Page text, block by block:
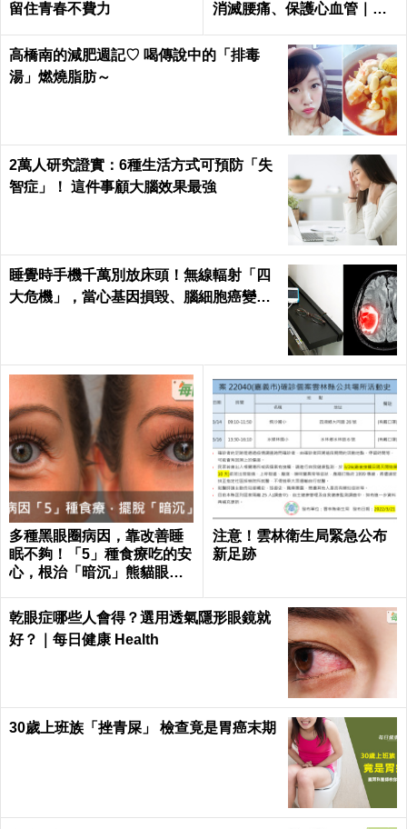
留住青春不費力
消滅腰痛、保護心血管｜每
高橋南的減肥週記♡ 喝傳說中的「排毒
湯」燃燒脂肪～
2萬人研究證實：6種生活方式可預防「失
智症」！ 這件事顧大腦效果最強
睡覺時手機千萬別放床頭！無線輻射「四
大危機」，當心基因損毀、腦細胞癌變！
多種黑眼圈病因，靠改善睡
眠不夠！「5」種食療吃的安
心，根治「暗沉」熊貓眼｜
注意！雲林衛生局緊急公布
新足跡
乾眼症哪些人會得？選用透氣隱形眼鏡就
好？｜每日健康 Health
30歲上班族「挫青屎」 檢查竟是胃癌末期